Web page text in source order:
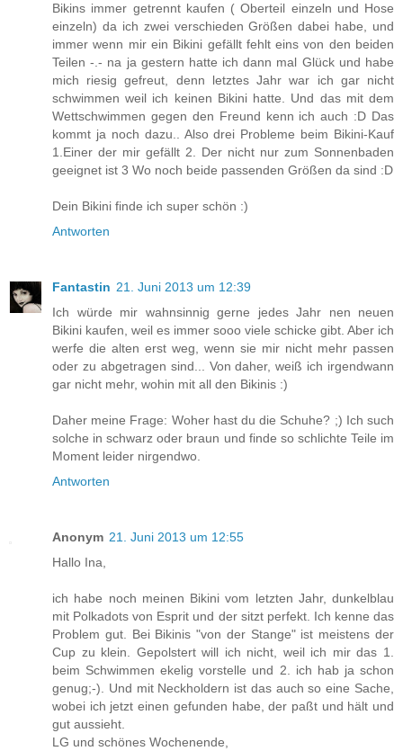
Bikins immer getrennt kaufen ( Oberteil einzeln und Hose
einzeln) da ich zwei verschieden Größen dabei habe, und
immer wenn mir ein Bikini gefällt fehlt eins von den beiden
Teilen -.- na ja gestern hatte ich dann mal Glück und habe
mich riesig gefreut, denn letztes Jahr war ich gar nicht
schwimmen weil ich keinen Bikini hatte. Und das mit dem
Wettschwimmen gegen den Freund kenn ich auch :D Das
kommt ja noch dazu.. Also drei Probleme beim Bikini-Kauf
1.Einer der mir gefällt 2. Der nicht nur zum Sonnenbaden
geeignet ist 3 Wo noch beide passenden Größen da sind :D
Dein Bikini finde ich super schön :)
Antworten
Fantastin 21. Juni 2013 um 12:39
Ich würde mir wahnsinnig gerne jedes Jahr nen neuen
Bikini kaufen, weil es immer sooo viele schicke gibt. Aber ich
werfe die alten erst weg, wenn sie mir nicht mehr passen
oder zu abgetragen sind... Von daher, weiß ich irgendwann
gar nicht mehr, wohin mit all den Bikinis :)
Daher meine Frage: Woher hast du die Schuhe? ;) Ich such
solche in schwarz oder braun und finde so schlichte Teile im
Moment leider nirgendwo.
Antworten
Anonym 21. Juni 2013 um 12:55
Hallo Ina,
ich habe noch meinen Bikini vom letzten Jahr, dunkelblau
mit Polkadots von Esprit und der sitzt perfekt. Ich kenne das
Problem gut. Bei Bikinis "von der Stange" ist meistens der
Cup zu klein. Gepolstert will ich nicht, weil ich mir das 1.
beim Schwimmen ekelig vorstelle und 2. ich hab ja schon
genug;-). Und mit Neckholdern ist das auch so eine Sache,
wobei ich jetzt einen gefunden habe, der paßt und hält und
gut aussieht.
LG und schönes Wochenende,